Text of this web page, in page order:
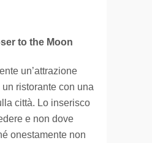
to the Moon
un’attrazione
ristorante con una
città. Lo inserisco
e non dove
onestamente non